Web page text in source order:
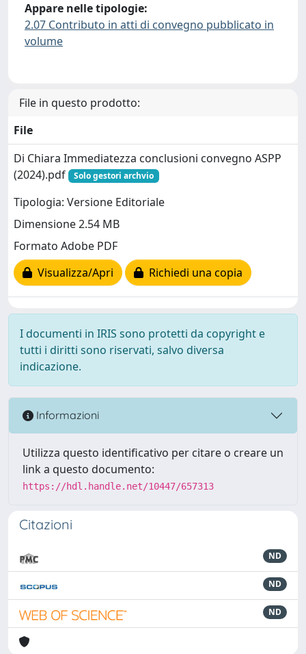
Appare nelle tipologie:
2.07 Contributo in atti di convegno pubblicato in
volume
File in questo prodotto:
File
Di Chiara Immediatezza conclusioni convegno ASPP
(2024).pdf
Solo gestori archvio
Tipologia: Versione Editoriale
Dimensione 2.54 MB
Formato Adobe PDF
Visualizza/Apri
Richiedi una copia
I documenti in IRIS sono protetti da copyright e
tutti i diritti sono riservati, salvo diversa
indicazione.
Informazioni
Utilizza questo identificativo per citare o creare un
link a questo documento:
https://hdl.handle.net/10447/657313
Citazioni
ND
ND
ND